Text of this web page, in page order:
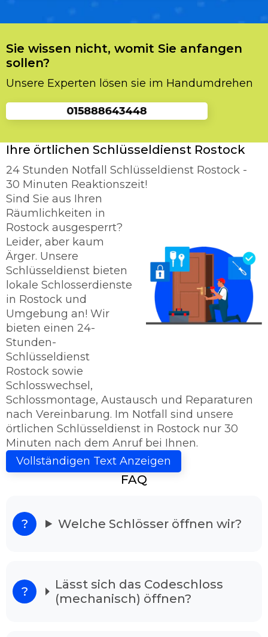
Sie wissen nicht, womit Sie anfangen
sollen?
Unsere Experten lösen sie im Handumdrehen
Ihre örtlichen Schlüsseldienst Rostock
24 Stunden Notfall Schlüsseldienst Rostock -
30 Minuten Reaktionszeit!
Sind Sie aus Ihren
Räumlichkeiten in
Rostock ausgesperrt?
Leider, aber kaum
Ärger. Unsere
Schlüsseldienst bieten
lokale Schlosserdienste
in Rostock und
Umgebung an! Wir
bieten einen 24-
Stunden-
Schlüsseldienst
Rostock sowie
Schlosswechsel,
Schlossmontage, Austausch und Reparaturen
nach Vereinbarung. Im Notfall sind unsere
örtlichen Schlüsseldienst in Rostock nur 30
Minuten nach dem Anruf bei Ihnen.
Schlüsseldienst Rostock - Sie haben das
Ziel erreicht!
Rostock ist 24h rund um die Uhr für Sie
einsatzbereit. Unser Schlüsseldienst bietet
Unsere Schlüsseldienst ist 24/7 in der Woche
erreichbar. Ihren Anordnung vermitteln wir an
Vollständigen Text Anzeigen
FAQ
Welche Schlösser öffnen wir?
Lässt sich das Codeschloss
(mechanisch) öffnen?